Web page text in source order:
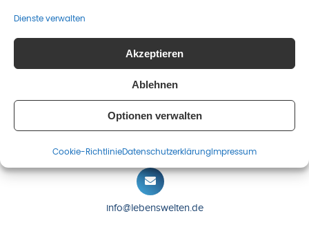
Dienste verwalten
Akzeptieren
Ablehnen
Optionen verwalten
Cookie-RichtlinieDatenschutz­erklärung Impressum
Lebenswelten e.V.
info@lebenswelten.de